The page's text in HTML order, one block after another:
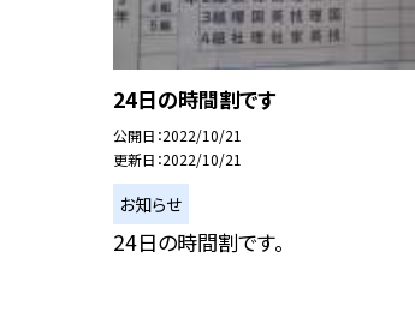
24日の時間割です
公開日 2022/10/21
更新日 2022/10/21
お知らせ
24日の時間割です。